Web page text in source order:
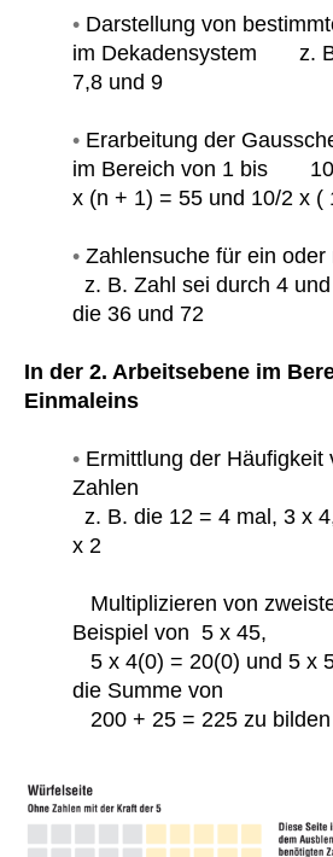
• Darstellung von
im Dekadensystem z.
7,8 und 9
• Erarbeitung der
im Bereich von 1 bis 10
x (n + 1) = 55 und 10/2 x (
• Zahlensuche für ein oder
z. B. Zahl sei durch 4
die 36 und 72
In der 2. Arbeitsebene im
Einmaleins
• Ermittlung der Häufigkeit
Zahlen
z. B. die 12 = 4 mal, 3 x
x 2
Multiplizieren von
Beispiel von 5 x 45,
5 x 4(0) = 20(0) und 5 x
die Summe von
200 + 25 = 225 zu bilden